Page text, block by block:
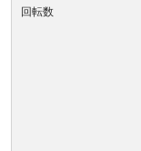
回転数